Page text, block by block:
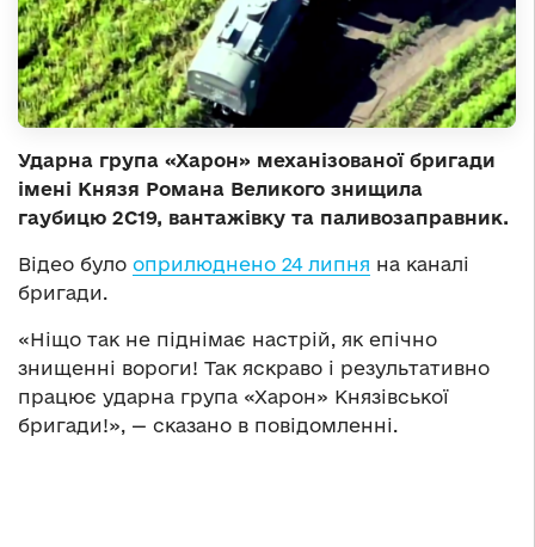
Ударна група «Харон» механізованої бригади
імені Князя Романа Великого знищила
гаубицю 2С19, вантажівку та паливозаправник.
Відео було оприлюднено 24 липня на каналі
бригади.
«Ніщо так не піднімає настрій, як епічно
знищенні вороги! Так яскраво і результативно
працює ударна група «Харон» Князівської
бригади!», — сказано в повідомленні.